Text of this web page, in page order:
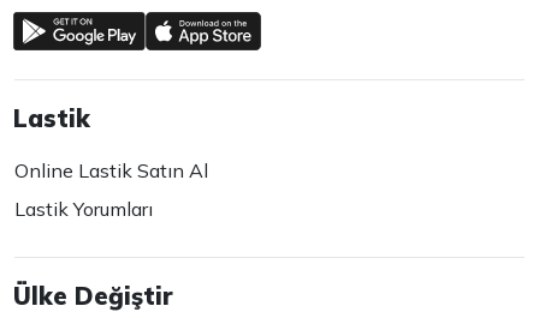
Lastik
Online Lastik Satın Al
Lastik Yorumları
Ülke Değiştir